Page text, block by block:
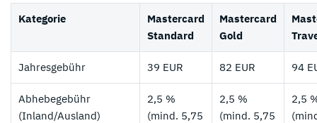
Kategorie
Mastercard
Standard
Mastercard
Gold
Jahresgebühr 39 EUR 82 EUR 94
Abhebegebühr
(Inland/Ausland)
2,5 %
(mind. 5,75
2,5 %
(mind. 5,75
2,5